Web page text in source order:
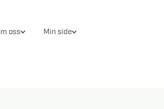
oss Min side